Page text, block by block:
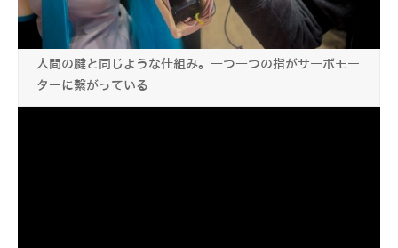
人間の腱と同じような仕組み。一つ一つの指がサーボモー
ターに繋がっている